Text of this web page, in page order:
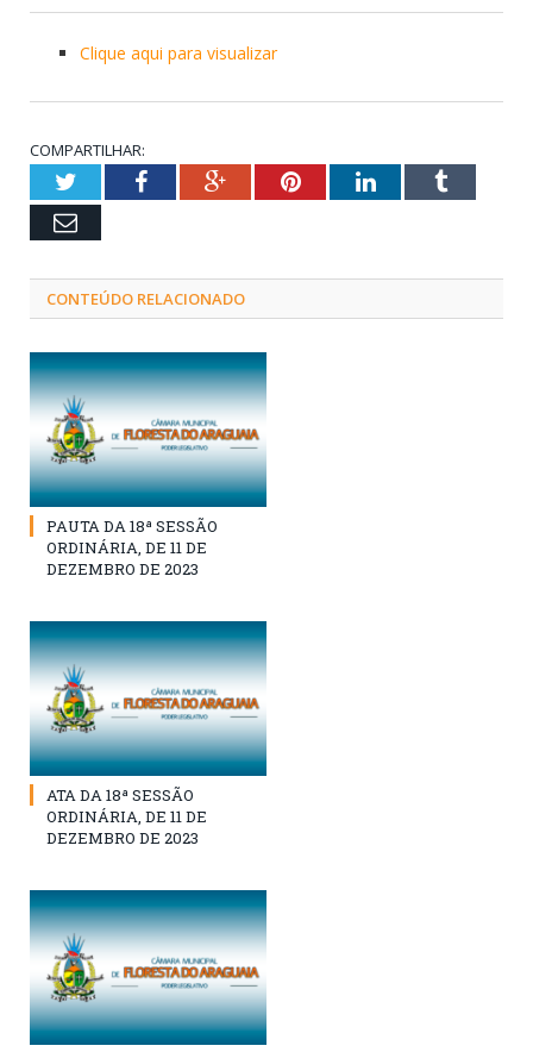
Clique aqui para visualizar
COMPARTILHAR:
TwitterFacebookGoogle+PinterestLinkedInTumblr
Email
CONTEÚDO RELACIONADO
PAUTA DA 18ª SESSÃO
ORDINÁRIA, DE 11 DE
DEZEMBRO DE 2023
ATA DA 18ª SESSÃO
ORDINÁRIA, DE 11 DE
DEZEMBRO DE 2023